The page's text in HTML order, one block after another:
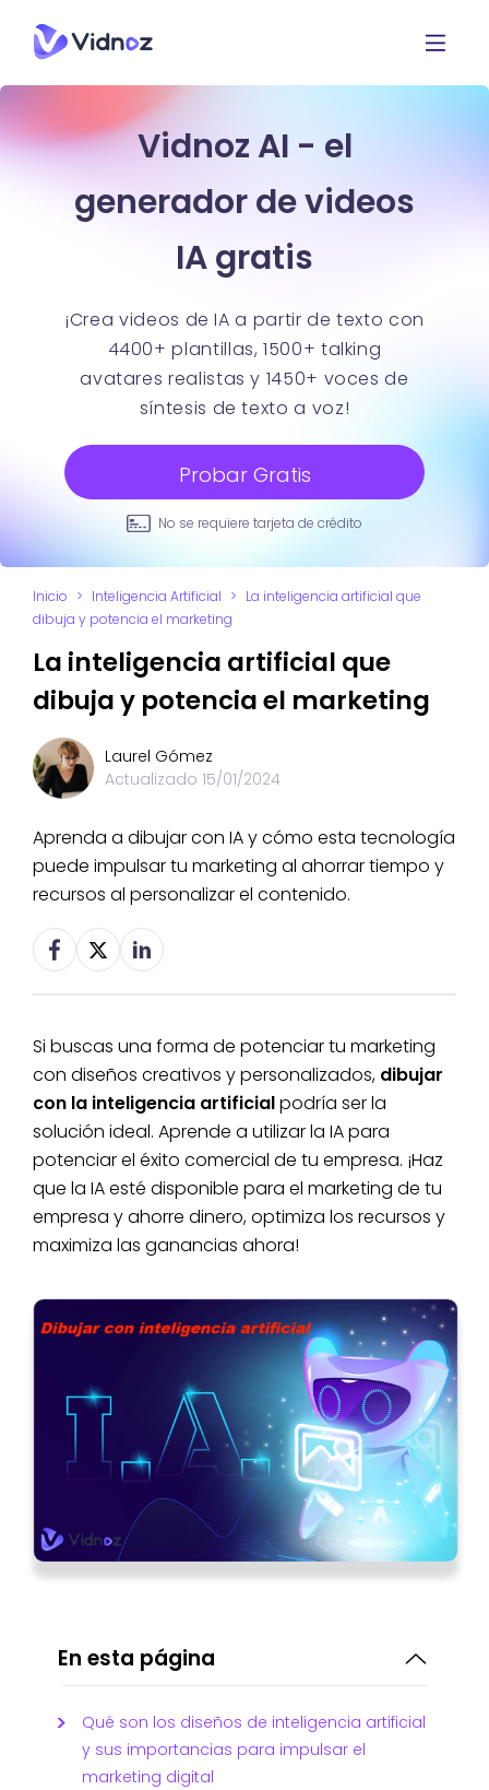
Vidnoz AI - el
generador de videos
IA gratis
¡Crea videos de IA a partir de texto con
4400+ plantillas, 1500+ talking
avatares realistas y 1450+ voces de
síntesis de texto a voz!
Probar Gratis
No se requiere tarjeta de crédito
Inicio > Inteligencia Artificial > La inteligencia artificial que
dibuja y potencia el marketing
La inteligencia artificial que
dibuja y potencia el marketing
Laurel Gómez
Actualizado 15/01/2024
Aprenda a dibujar con IA y cómo esta tecnología
puede impulsar tu marketing al ahorrar tiempo y
recursos al personalizar el contenido.
Si buscas una forma de potenciar tu marketing
con diseños creativos y personalizados, dibujar
con la inteligencia artificialpodría ser la
solución ideal. Aprende a utilizar la IA para
potenciar el éxito comercial de tu empresa. ¡Haz
que la IA esté disponible para el marketing de tu
empresa y ahorre dinero, optimiza los recursos y
maximiza las ganancias ahora!
En esta página
Qué son los diseños de inteligencia artificial
y sus importancias para impulsar el
marketing digital